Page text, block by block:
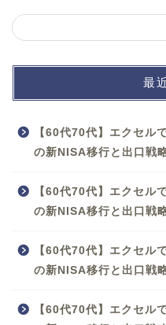
最
【60代70代】エクセル
の新NISA移行と出口戦
【60代70代】エクセル
の新NISA移行と出口戦
【60代70代】エクセル
の新NISA移行と出口戦
【60代70代】エクセル